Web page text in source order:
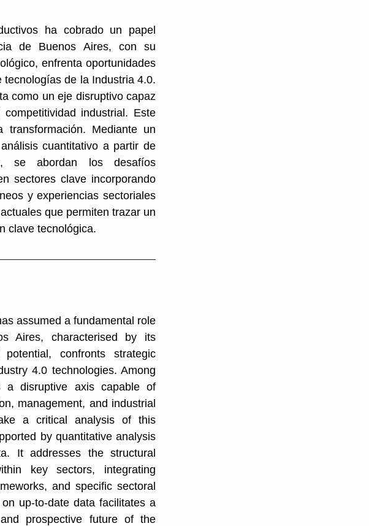
ha cobrado un papel
de Buenos Aires, con su
enfrenta oportunidades
de la Industria 4.0.
como un eje disruptivo capaz
industrial. Este
Mediante un
cuantitativo a partir de
se abordan los desafíos
sectores clave incorporando
y experiencias sectoriales
que permiten trazar un
clave tecnológica.
assumed a fundamental role
Aires, characterised by its
confronts strategic
4.0 technologies. Among
a disruptive axis capable of
management, and industrial
a critical analysis of this
by quantitative analysis
It addresses the structural
key sectors, integrating
and specific sectoral
up-to-date data facilitates a
prospective future of the